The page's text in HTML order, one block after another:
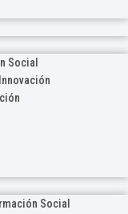
Social
Social